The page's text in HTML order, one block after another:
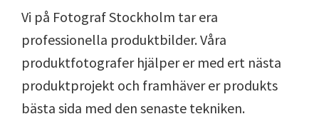
Vi på Fotograf Stockholm tar era
professionella produktbilder. Våra
produktfotografer hjälper er med ert nästa
produktprojekt och framhäver er produkts
bästa sida med den senaste tekniken.